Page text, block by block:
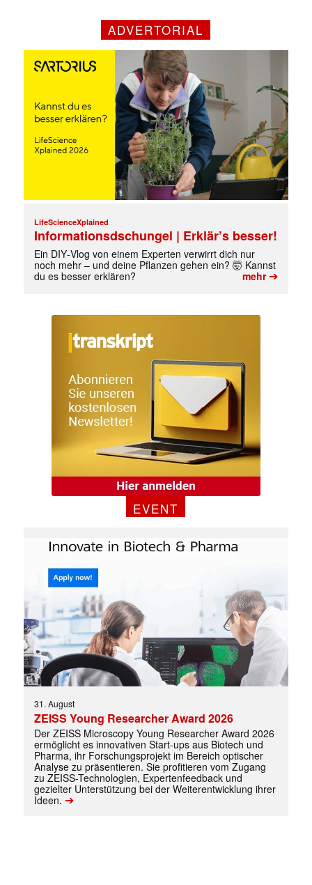
Mit dem |transkript-Newsletter
jede Woche aktuell informiert.
✕
E-
Mail
(erforderlich)
ADVERTORIAL
LifeScienceXplained
Informationsdschungel | Erklär’s besser!
Ein DIY‑Vlog von einem Experten verwirrt dich nur
noch mehr – und deine Pflanzen gehen ein? 🤯 Kannst
du es besser erklären?
mehr➔
EVENT
31. August
ZEISS Young Researcher Award 2026
Der ZEISS Microscopy Young Researcher Award 2026
ermöglicht es innovativen Start-ups aus Biotech und
Pharma, ihr Forschungsprojekt im Bereich optischer
Analyse zu präsentieren. Sie profitieren vom Zugang
zu ZEISS-Technologien, Expertenfeedback und
gezielter Unterstützung bei der Weiterentwicklung ihrer
Ideen. ➔